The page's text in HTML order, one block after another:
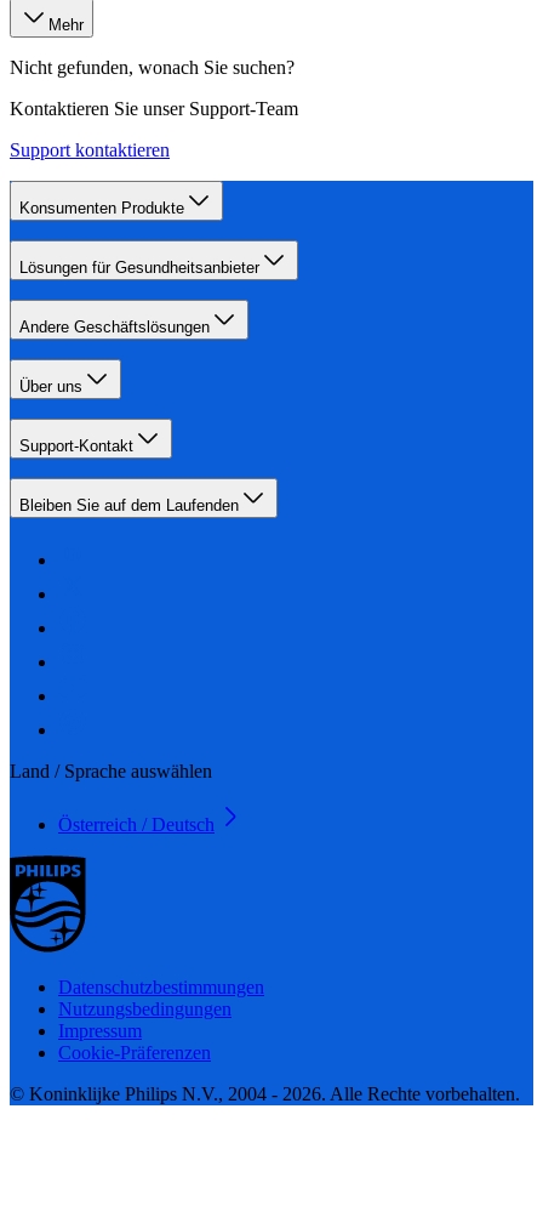
Mehr
Nicht gefunden, wonach Sie suchen?
Kontaktieren Sie unser Support-Team
Support kontaktieren
Konsumenten Produkte
Lösungen für Gesundheitsanbieter
Andere Geschäftslösungen
Über uns
Support-Kontakt
Bleiben Sie auf dem Laufenden
Land / Sprache auswählen
Österreich / Deutsch
Datenschutzbestimmungen
Nutzungsbedingungen
Impressum
Cookie-Präferenzen
© Koninklijke Philips N.V., 2004 - 2026. Alle Rechte vorbehalten.